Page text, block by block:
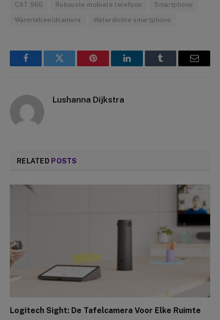
CAT S60 Robuuste mobiele telefoon Smartphone
Warmtebeeldcamera Waterdichte smartphone
FacebookTwitter Pinterest LinkedInTumblr Email
Lushanna Dijkstra
RELATED POSTS
Logitech Sight: De Tafelcamera Voor Elke Ruimte